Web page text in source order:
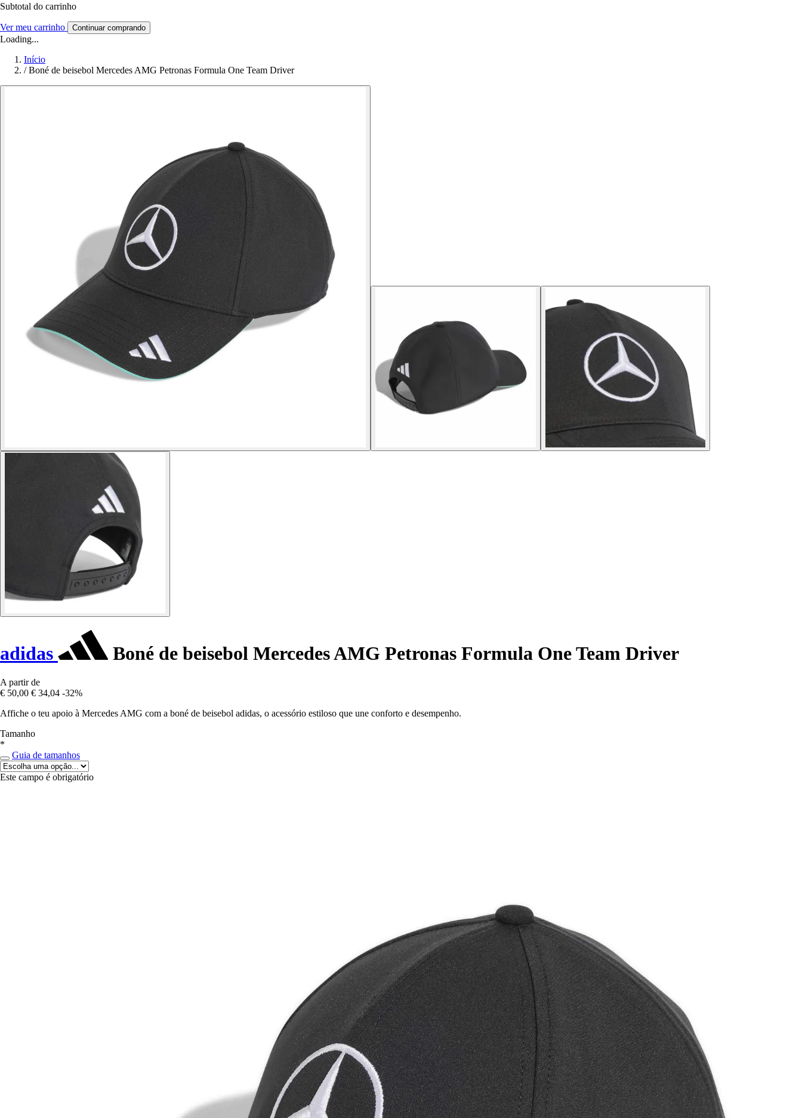
Subtotal do carrinho
Ver meu carrinho Continuar comprando
Loading...
Início
/ Boné de beisebol Mercedes AMG Petronas Formula One Team Driver
adidas Boné de beisebol Mercedes AMG Petronas Formula One Team Driver
A partir de
€ 50,00 € 34,04 -32%
Affiche o teu apoio à Mercedes AMG com a boné de beisebol adidas, o acessório estiloso que une conforto e desempenho.
Tamanho
*
Guia de tamanhos
Este campo é obrigatório